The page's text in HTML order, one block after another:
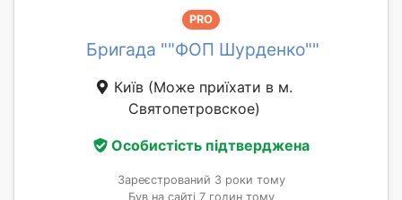
PRO
Бригада ""ФОП Шурденко""
Київ (Може приїхати в м.
Святопетровское)
Особистість підтверджена
Зареєстрований 3 роки тому
Був на сайті 7 годин тому